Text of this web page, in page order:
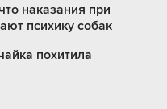
наказания при
психику собак
похитила